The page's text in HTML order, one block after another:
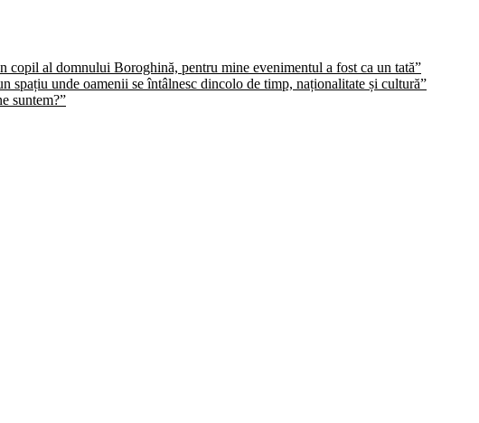
al domnului Boroghină, pentru mine evenimentul a fost ca un tată”
spațiu unde oamenii se întâlnesc dincolo de timp, naționalitate și cultură”
suntem?”